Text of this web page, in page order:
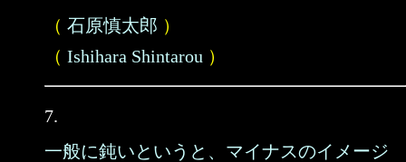
（ 石原慎太郎 ）
（ Ishihara Shintarou ）
7.
一般に鈍いというと、マイナスのイメージ